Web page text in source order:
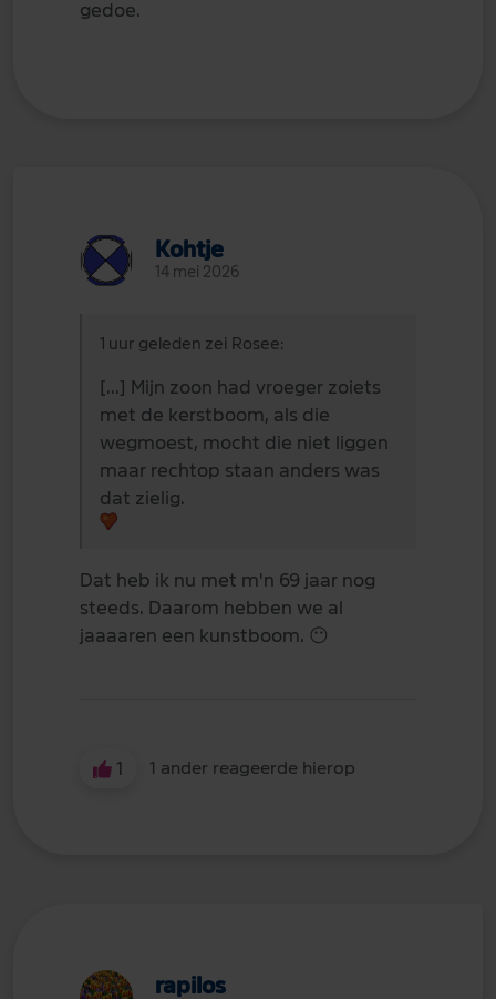
gedoe.
Kohtje
14 mei 2026
1 uur geleden zei Rosee:
[...] Mijn zoon had vroeger zoiets
met de kerstboom, als die
wegmoest, mocht die niet liggen
maar rechtop staan anders was
dat zielig.
Dat heb ik nu met m'n 69 jaar nog
steeds. Daarom hebben we al
jaaaaren een kunstboom. 😶
1 1 ander reageerde hierop
rapilos